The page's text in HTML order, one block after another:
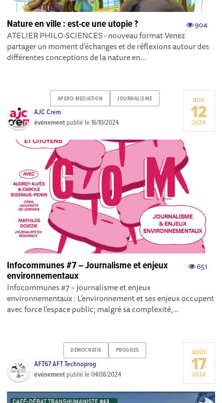
904
Nature en ville : est-ce une utopie ?
ATELIER PHILO-SCIENCES - nouveau format Venez
partager un moment d'échanges et de réflexions autour des
différentes conceptions de la nature en...
APERO-MEDIATION JOURNALISME
AJC Crem
événement publié le16/10/2024
NOV.
12
2024
651
Infocommunes #7 – Journalisme et enjeux
environnementaux
Infocommunes #7 – Journalisme et enjeux
environnementaux : L’environnement et ses enjeux occupent
avec force l’espace public; malgré sa complexité,...
DEMOCRATIE PROGRES
AFT67 AFT Technoprog
événement publié le04/08/2024
AOÛT
17
2024